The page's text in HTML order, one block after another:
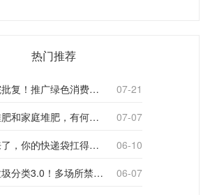
热门推荐
国务院批复！推广绿色消费，引导使用环保可降解包装材料
07-21
工业堆肥和家庭堆肥，有何不同？
07-07
雨季来了，你的快递袋扛得住吗？
06-10
上海垃圾分类3.0！多场所禁止使用一次性塑料袋；推动快递包装绿色转型
06-07